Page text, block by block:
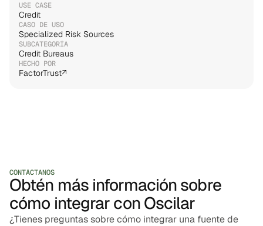
USE CASE
Credit
CASO DE USO
Specialized Risk Sources
SUBCATEGORÍA
Credit Bureaus
HECHO POR
FactorTrust↗
CONTÁCTANOS
Obtén más información sobre
cómo integrar con Oscilar
¿Tienes preguntas sobre cómo integrar una fuente de